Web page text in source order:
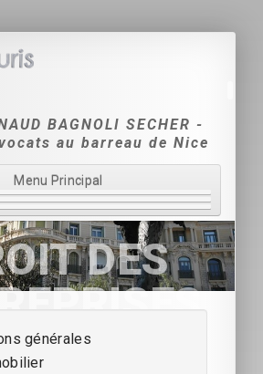
BAGNOLI SECHER -
au barreau de Nice
Menu Principal
DES
générales